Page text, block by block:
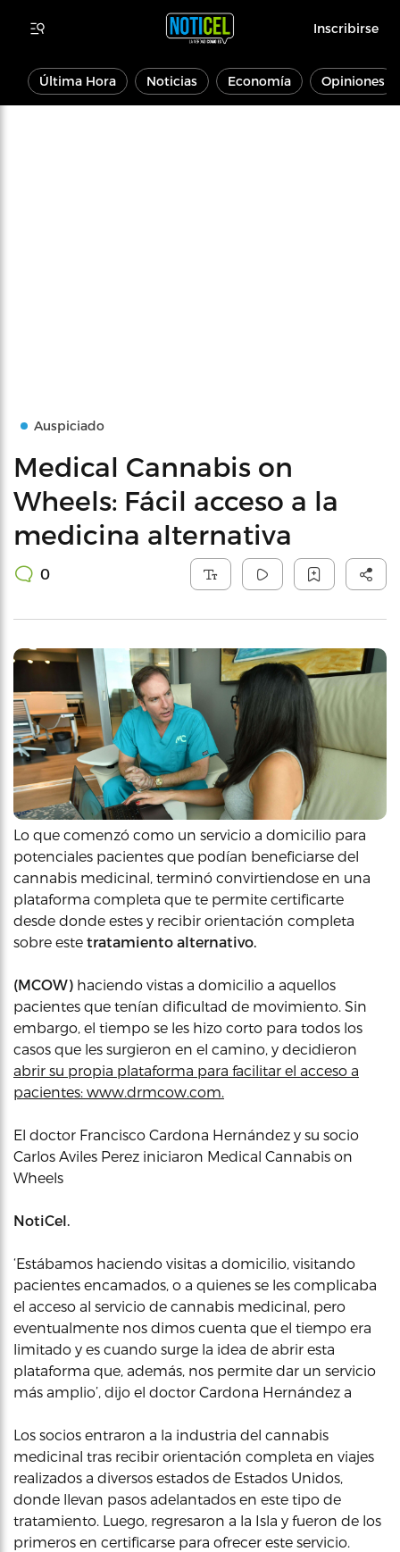
Inscribirse
Última Hora Noticias Economía Opiniones
Auspiciado
Medical Cannabis on
Wheels: Fácil acceso a la
medicina alternativa
0
Lo que comenzó como un servicio a domicilio para
potenciales pacientes que podían beneficiarse del
cannabis medicinal, terminó convirtiendose en una
plataforma completa que te permite certificarte
desde donde estes y recibir orientación completa
sobre este tratamiento alternativo.
(MCOW) haciendo vistas a domicilio a aquellos
pacientes que tenían dificultad de movimiento. Sin
embargo, el tiempo se les hizo corto para todos los
casos que les surgieron en el camino, y decidieron
abrir su propia plataforma para facilitar el acceso a
pacientes: www.drmcow.com.
El doctor Francisco Cardona Hernández y su socio
Carlos Aviles Perez iniciaron Medical Cannabis on
Wheels
NotiCel.
‘Estábamos haciendo visitas a domicilio, visitando
pacientes encamados, o a quienes se les complicaba
el acceso al servicio de cannabis medicinal, pero
eventualmente nos dimos cuenta que el tiempo era
limitado y es cuando surge la idea de abrir esta
plataforma que, además, nos permite dar un servicio
más amplio’, dijo el doctor Cardona Hernández a
Los socios entraron a la industria del cannabis
medicinal tras recibir orientación completa en viajes
realizados a diversos estados de Estados Unidos,
donde llevan pasos adelantados en este tipo de
tratamiento. Luego, regresaron a la Isla y fueron de los
primeros en certificarse para ofrecer este servicio.